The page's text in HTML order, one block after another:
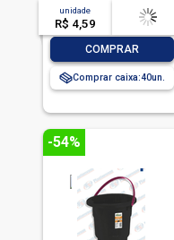
unidade
R$ 4,59
acima de
-- --,--un.
COMPRAR
Comprar caixa:40
-54%